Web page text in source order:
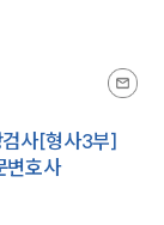
검사[형사3부]
변호사